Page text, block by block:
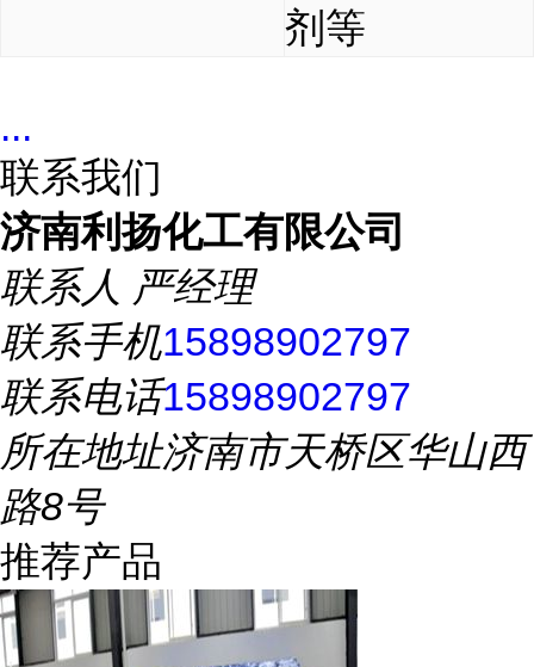
剂等
...
联系我们
济南利扬化工有限公司
联系人 严经理
联系手机15898902797
联系电话15898902797
所在地址济南市天桥区华山西
路8号
推荐产品